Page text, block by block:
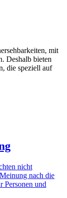
mit
Deshalb bieten
die speziell auf
nicht
nach die
Personen und